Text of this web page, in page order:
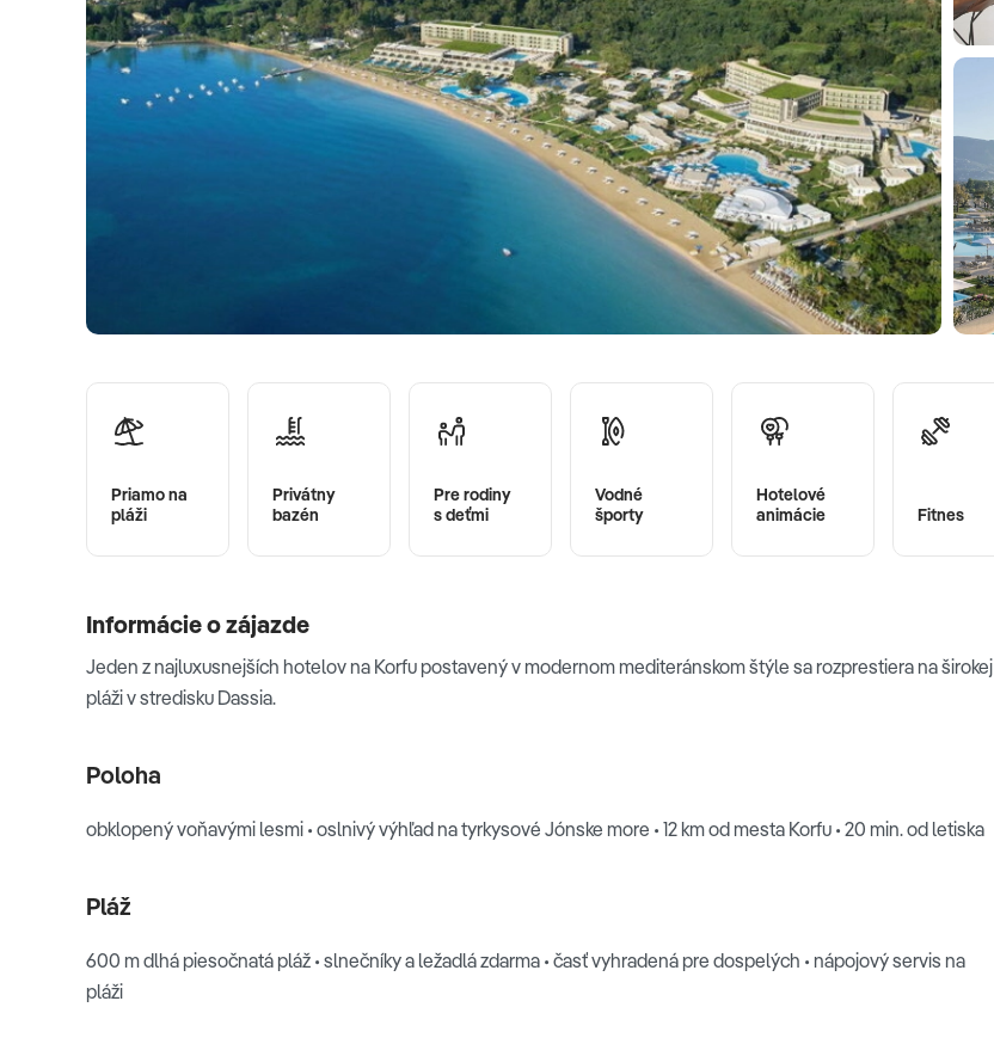
Priamo na
pláži
Privátny
bazén
Pre rodiny
s deťmi
Vodné
športy
Hotelové
animácie
Fitnes
Informácie o zájazde
Jeden z najluxusnejších hotelov na Korfu postavený v modernom mediteránskom štýle sa rozprestiera na širokej
pláži v stredisku Dassia.
Poloha
obklopený voňavými lesmi • oslnivý výhľad na tyrkysové Jónske more • 12 km od mesta Korfu • 20 min. od letiska
Pláž
600 m dlhá piesočnatá pláž • slnečníky a ležadlá zdarma • časť vyhradená pre dospelých • nápojový servis na
pláži